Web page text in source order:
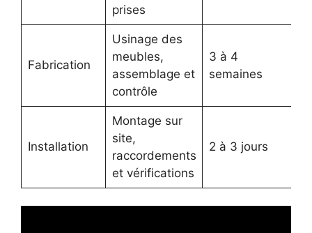
prises
Fabrication
Usinage des
meubles,
assemblage et
contrôle
3 à 4
semaines
Installation
Montage sur
site,
raccordements
et vérifications
2 à 3 jours